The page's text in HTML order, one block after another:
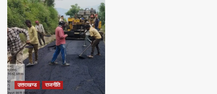
उत्तराखण्ड राजनीति